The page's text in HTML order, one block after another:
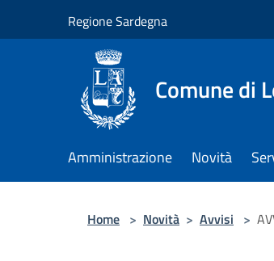
Regione Sardegna
Comune di
Amministrazione Novità
Home > Novità > Avvisi >